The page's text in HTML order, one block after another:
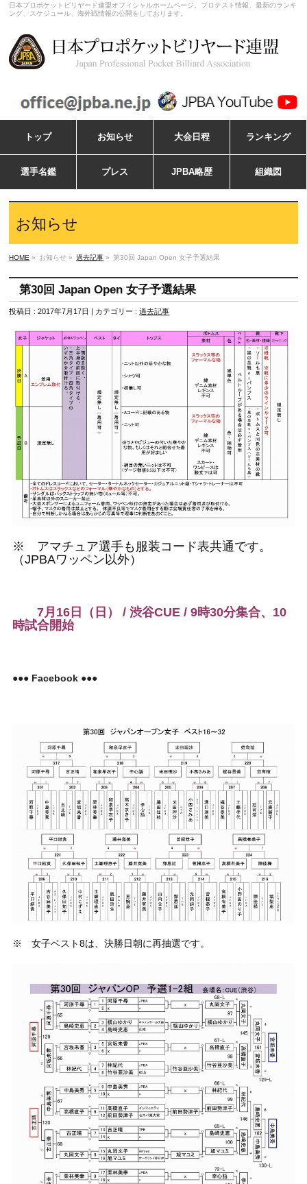
日本プロポケットビリヤード連盟オフィシャルホームページ。プロテスト情報、最新のランキ
ング、スケジュール、海外戦情報の公開をしております。
トップ お知らせ 大会日程 ランキング
選手名鑑 プレス JPBA略歴 組織図
お知らせ
HOME » お知らせ » 過去記事 » 第30回 Japan Open 女子予選結果
第30回 Japan Open 女子予選結果
投稿日 : 2017年7月17日 | カテゴリー :過去記事
※ アマチュア選手も服装コード表共通です。
（JPBAワッペン以外）
7月16日（日） / 渋谷CUE / 9時30分集合、10
時試合開始
●●● Facebook ●●●
※ 女子ベスト8は、決勝日朝に再抽選です。